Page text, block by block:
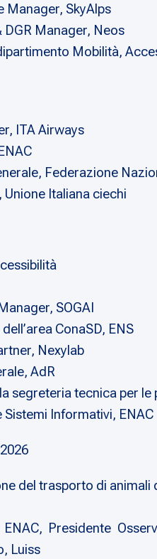
Manager, SkyAlps
DGR Manager, Neos
Mobilità,
ITA Airways
Federazione
Italiana ciechi
SOGAI
ConaSD, ENS
Nexylab
AdR
segreteria tecnica per
Sistemi Informativi, ENAC
del trasporto di animali
ENAC, Presidente
Luiss